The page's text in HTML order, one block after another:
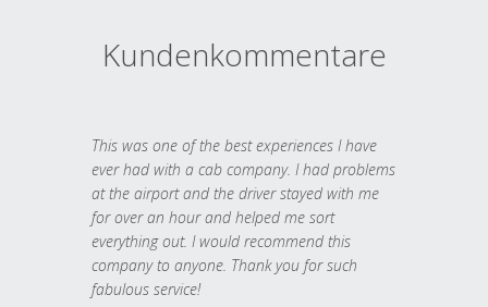
Kundenkommentare
This was one of the best experiences I have
ever had with a cab company. I had problems
at the airport and the driver stayed with me
for over an hour and helped me sort
everything out. I would recommend this
company to anyone. Thank you for such
fabulous service!